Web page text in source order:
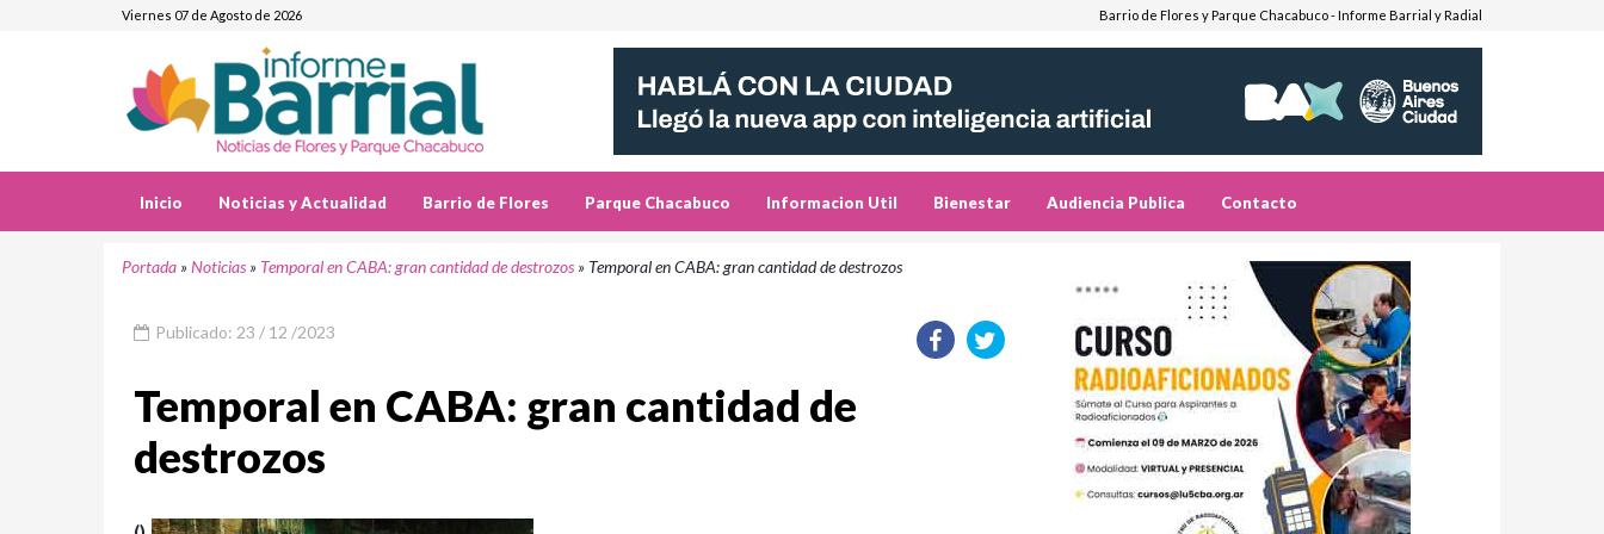
Viernes 07 de Agosto de 2026 Barrio de Flores y Parque Chacabuco - Informe Barrial y Radial
Inicio Noticias y Actualidad Barrio de Flores Parque Chacabuco Informacion Util Bienestar Audiencia Publica Contacto
Portada »Noticias » Temporal en CABA: gran cantidad de destrozos » Temporal en CABA: gran cantidad de destrozos
Publicado: 23 / 12 /2023
Temporal en CABA: gran cantidad de
destrozos